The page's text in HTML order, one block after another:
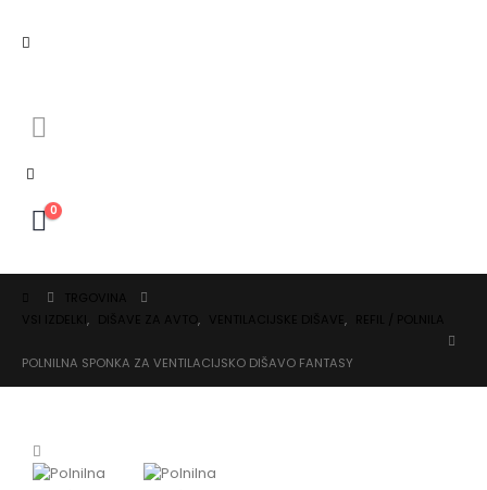
0
, , ,
POLNILNA SPONKA ZA VENTILACIJSKO DIŠAVO FANTASY